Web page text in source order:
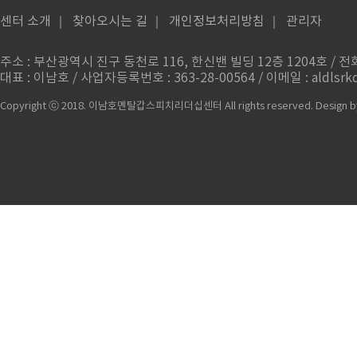
센터 소개 찾아오시는 길 개인정보처리방침 관리자
주소 : 부산광역시 진구 동천로 116, 한신밴 빌딩 12층 1204호 /
대표 : 이남호 / 사업자등록번호 : 363-28-00564 / 이메일 :
Copyright ⓒ 2018. 이남호멘탈갑스피치리더십센터 All rights reserved. Design